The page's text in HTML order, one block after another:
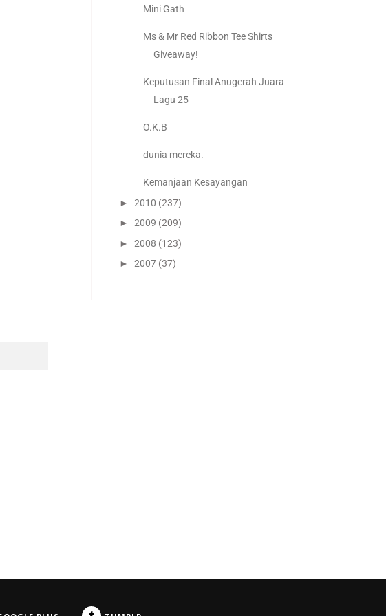
Mini Gath
Ms & Mr Red Ribbon Tee Shirts
Giveaway!
Keputusan Final Anugerah Juara
Lagu 25
O.K.B
dunia mereka.
Kemanjaan Kesayangan
► 2010 (237)
► 2009 (209)
► 2008 (123)
► 2007 (37)